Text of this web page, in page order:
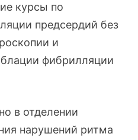
курсы по
предсердий без
и
фибрилляции
в отделении
нарушений ритма